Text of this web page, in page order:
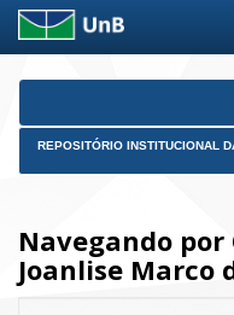
Skip
REPOSITÓRIO INSTITUCIONAL
Navegando
Joanlise Marco